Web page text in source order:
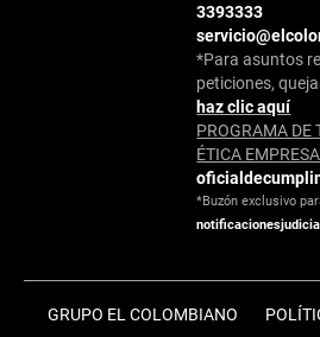
3393333
*Para asuntos
peticiones,
haz clic aquí
PROGRAMA DE
ÉTICA
*Buzón exclusivo
GRUPO EL COLOMBIANO